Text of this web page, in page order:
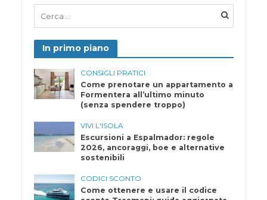
In primo piano
CONSIGLI PRATICI
Come prenotare un appartamento a
Formentera all’ultimo minuto
(senza spendere troppo)
VIVI L'ISOLA
Escursioni a Espalmador: regole
2026, ancoraggi, boe e alternative
sostenibili
CODICI SCONTO
Come ottenere e usare il codice